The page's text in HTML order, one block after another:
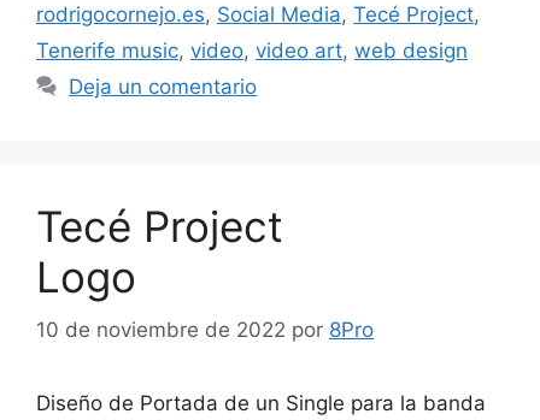
rodrigocornejo.es, Social Media, Tecé Project,
Tenerife music, video, video art, web design
Deja un comentario
Tecé Project
Logo
10 de noviembre de 2022 por 8Pro
Diseño de Portada de un Single para la banda